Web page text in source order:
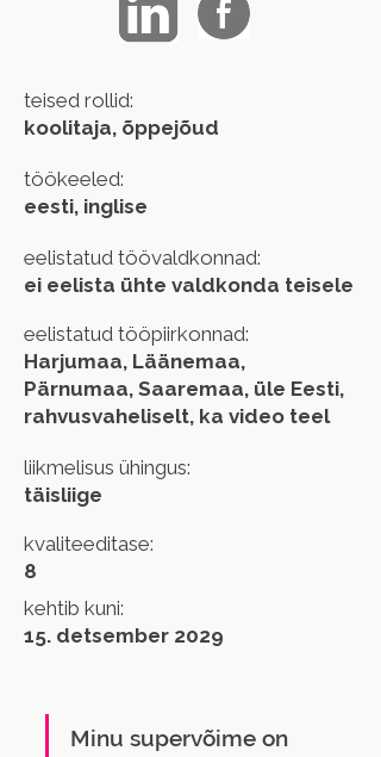
teised rollid:
koolitaja, õppejõud
töökeeled:
eesti, inglise
eelistatud töövaldkonnad:
ei eelista ühte valdkonda teisele
eelistatud tööpiirkonnad:
Harjumaa, Läänemaa,
Pärnumaa, Saaremaa, üle Eesti,
rahvusvaheliselt, ka video teel
liikmelisus ühingus:
täisliige
kvaliteeditase:
8
kehtib kuni:
15. detsember 2029
Minu supervõime on